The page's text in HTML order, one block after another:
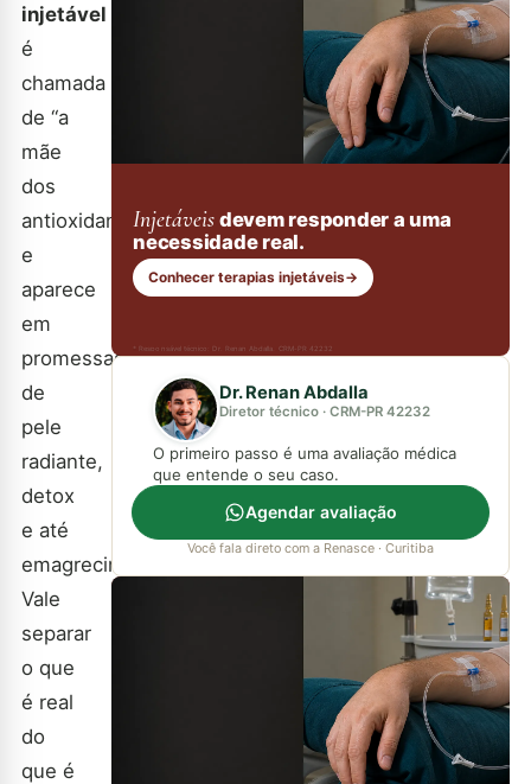
injetável
é
chamada
de “a
mãe
dos
antioxidantes”
e
aparece
em
promessas
de
pele
radiante,
detox
e até
emagrecimento.
Vale
separar
o que
é real
do
que é
Injetáveis devem responder a uma
necessidade real.
Conhecer terapias injetáveis→
* Responsável técnico: Dr. Renan Abdalla, CRM-PR 42232
Dr. Renan Abdalla
Diretor técnico · CRM-PR 42232
O primeiro passo é uma avaliação médica
que entende o seu caso.
Agendar avaliação
Você fala direto com a Renasce · Curitiba